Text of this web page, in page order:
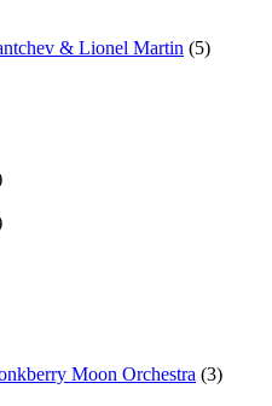
& Lionel Martin (5)
Moon Orchestra (3)